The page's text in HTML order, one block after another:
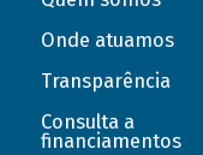
Onde atuamos
Transparência
Consulta a
financiamentos